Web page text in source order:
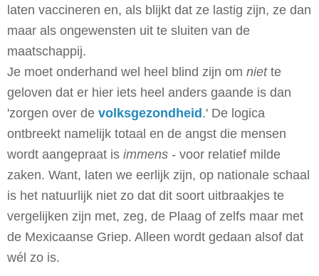
laten vaccineren en, als blijkt dat ze lastig zijn, ze dan
maar als ongewensten uit te sluiten van de
maatschappij.
Je moet onderhand wel heel blind zijn om niette
geloven dat er hier iets heel anders gaande is dan
'zorgen over de volksgezondheid .' De logica
ontbreekt namelijk totaal en de angst die mensen
wordt aangepraat is immens - voor relatief milde
zaken. Want, laten we eerlijk zijn, op nationale schaal
is het natuurlijk niet zo dat dit soort uitbraakjes te
vergelijken zijn met, zeg, de Plaag of zelfs maar met
de Mexicaanse Griep. Alleen wordt gedaan alsof dat
wél zo is.